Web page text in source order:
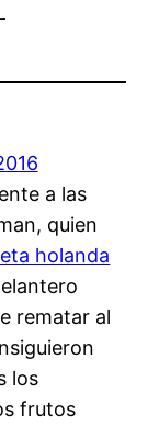
a las
quien
holanda
rematar al
los
frutos